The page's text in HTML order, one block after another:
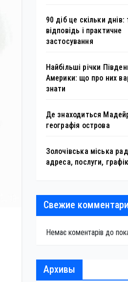
90 діб це скільки днів:
відповідь і практичне
застосування
Найбільші річки
Америки: що про них
знати
Де знаходиться
географія острова
Золочівська міська
адреса, послуги,
Свежие
Немає коментарів до
Архивы